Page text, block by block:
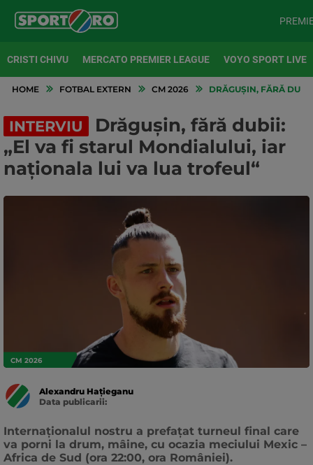
CRISTI CHIVU MERCATO PREMIER LEAGUE VOYO SPORT LIVE
HOME FOTBAL EXTERN CM 2026 DRĂGUȘIN, FĂRĂ
INTERVIU
Drăgușin, fără dubii:
„El va fi starul Mondialului, iar
naționala lui va lua trofeul“
CM 2026
Alexandru Hațieganu
Data publicarii:
Internaționalul nostru a prefațat turneul final care
va porni la drum, mâine, cu ocazia meciului Mexic –
Africa de Sud (ora 22:00, ora României).